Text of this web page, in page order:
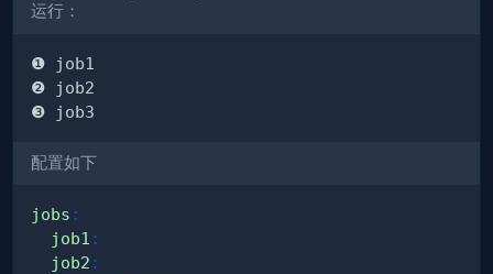
运行：
配置如下
jobs :
job1 :
job2 :